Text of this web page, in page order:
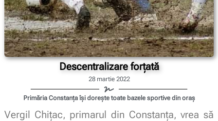
Descentralizare forțată
28 martie 2022
Primăria Constanța își dorește toate bazele sportive din oraș
Vergil Chițac, primarul din Constanța, vrea să